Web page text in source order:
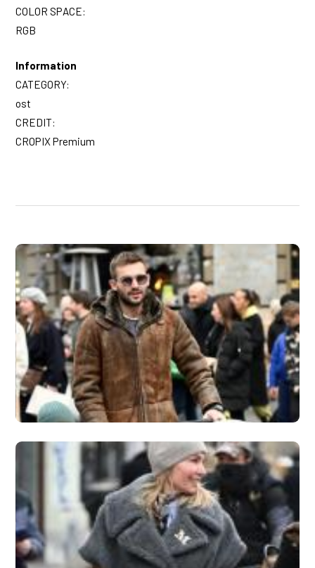
COLOR SPACE:
RGB
Information
CATEGORY:
ost
CREDIT:
CROPIX Premium